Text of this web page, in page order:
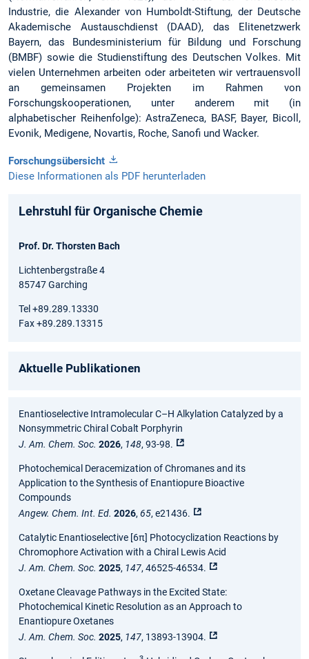
Industrie, die Alexander von Humboldt-Stiftung, der Deutsche
Akademische Austauschdienst (DAAD), das Elitenetzwerk
Bayern, das Bundesministerium für Bildung und Forschung
(BMBF) sowie die Studienstiftung des Deutschen Volkes. Mit
vielen Unternehmen arbeiten oder arbeiteten wir vertrauensvoll
an gemeinsamen Projekten im Rahmen von
Forschungskooperationen, unter anderem mit (in
alphabetischer Reihenfolge): AstraZeneca, BASF, Bayer, Bicoll,
Evonik, Medigene, Novartis, Roche, Sanofi und Wacker.
Forschungsübersicht
Diese Informationen als PDF herunterladen
Lehrstuhl für Organische Chemie
Prof. Dr. Thorsten Bach
Lichtenbergstraße 4
85747 Garching
Tel +89.289.13330
Fax +89.289.13315
Aktuelle Publikationen
Enantioselective Intramolecular C–H Alkylation Catalyzed by a
Nonsymmetric Chiral Cobalt Porphyrin
J. Am. Chem. Soc. 2026, 148, 93-98.
Photochemical Deracemization of Chromanes and its
Application to the Synthesis of Enantiopure Bioactive
Compounds
Angew. Chem. Int. Ed. 2026, 65, e21436.
Catalytic Enantioselective [6π] Photocyclization Reactions by
Chromophore Activation with a Chiral Lewis Acid
J. Am. Chem. Soc. 2025, 147, 46525-46534.
Oxetane Cleavage Pathways in the Excited State:
Photochemical Kinetic Resolution as an Approach to
Enantiopure Oxetanes
J. Am. Chem. Soc. 2025, 147, 13893-13904.